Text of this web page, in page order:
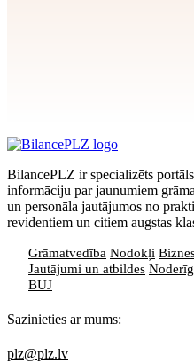
BilancePLZ ir specializēts
informāciju par jaunumiem
un personāla jautājumos no
revidentiem un citiem augstas
Grāmatvedība Nodokļi
Jautājumi un atbildes
BUJ
Sazinieties ar mums:
plz@plz.lv